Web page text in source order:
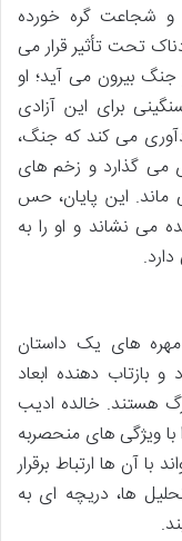
و شجاعت گره خورده
تحت تأثیر قرار می
بیرون می آید؛ او
برای این آزادی
می کند که جنگ،
می گذارد و زخم های
این پایان، حس
می نشاند و او را به
های یک داستان
بازتاب دهنده ابعاد
هستند. خالده ادیب
ویژگی های منحصربه
آن ها ارتباط برقرار
ها، دریچه ای به